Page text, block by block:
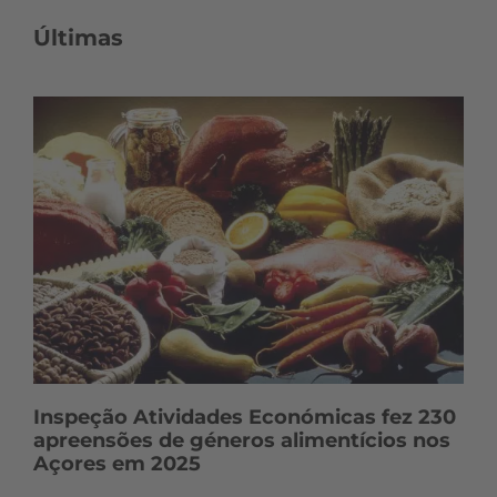
n
e
ú
d
o
Últimas
Inspeção Atividades Económicas fez 230
apreensões de géneros alimentícios nos
Açores em 2025